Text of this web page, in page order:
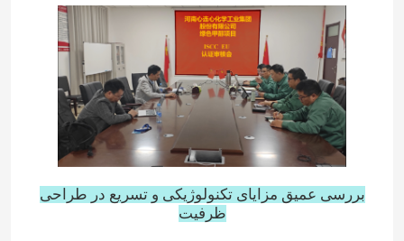
بررسی عمیق مزایای تکنولوژیکی و تسریع در طراحی
ظرفیت